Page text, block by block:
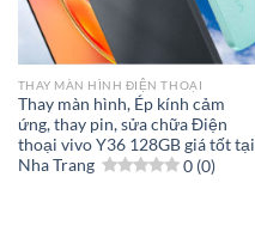
THAY MÀN HÌNH ĐIỆN THOẠI
Thay màn hình, Ép kính cảm
ứng, thay pin, sửa chữa Điện
thoại vivo Y36 128GB giá tốt tại
Nha Trang
0 (0)